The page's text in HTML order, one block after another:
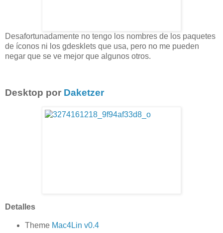
Desafortunadamente no tengo los nombres de los paquetes
de íconos ni los gdesklets que usa, pero no me pueden
negar que se ve mejor que algunos otros.
Desktop por Daketzer
Detalles
Theme Mac4Lin v0.4